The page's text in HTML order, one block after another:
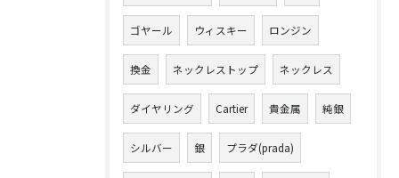
ゴヤール ウィスキー ロンジン
換金 ネックレストップ ネックレス
ダイヤリング Cartier 貴金属 純銀
シルバー 銀 プラダ(prada)